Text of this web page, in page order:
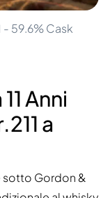
- 59.6% Cask
Anni
a
sotto Gordon &